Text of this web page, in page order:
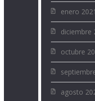
enero 2021
diciembre
octubre
agosto